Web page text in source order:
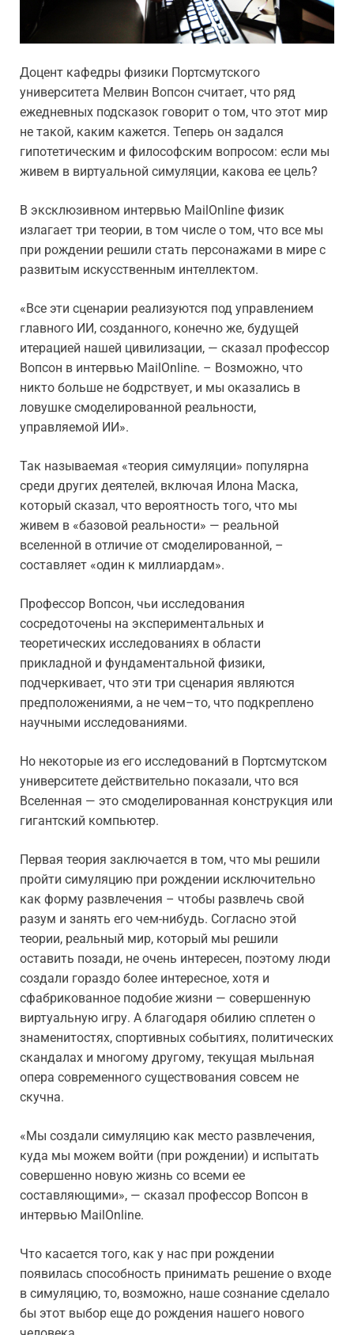
Доцент кафедры физики Портсмутского
университета Мелвин Вопсон считает, что ряд
ежедневных подсказок говорит о том, что этот мир
не такой, каким кажется. Теперь он задался
гипотетическим и философским вопросом: если мы
живем в виртуальной симуляции, какова ее цель?
В эксклюзивном интервью MailOnline физик
излагает три теории, в том числе о том, что все мы
при рождении решили стать персонажами в мире с
развитым искусственным интеллектом.
«Все эти сценарии реализуются под управлением
главного ИИ, созданного, конечно же, будущей
итерацией нашей цивилизации, — сказал профессор
Вопсон в интервью MailOnline. – Возможно, что
никто больше не бодрствует, и мы оказались в
ловушке смоделированной реальности,
управляемой ИИ».
Так называемая «теория симуляции» популярна
среди других деятелей, включая Илона Маска,
который сказал, что вероятность того, что мы
живем в «базовой реальности» — реальной
вселенной в отличие от смоделированной, –
составляет «один к миллиардам».
Профессор Вопсон, чьи исследования
сосредоточены на экспериментальных и
теоретических исследованиях в области
прикладной и фундаментальной физики,
подчеркивает, что эти три сценария являются
предположениями, а не чем–то, что подкреплено
научными исследованиями.
Но некоторые из его исследований в Портсмутском
университете действительно показали, что вся
Вселенная — это смоделированная конструкция или
гигантский компьютер.
Первая теория заключается в том, что мы решили
пройти симуляцию при рождении исключительно
как форму развлечения – чтобы развлечь свой
разум и занять его чем-нибудь. Согласно этой
теории, реальный мир, который мы решили
оставить позади, не очень интересен, поэтому люди
создали гораздо более интересное, хотя и
сфабрикованное подобие жизни — совершенную
виртуальную игру. А благодаря обилию сплетен о
знаменитостях, спортивных событиях, политических
скандалах и многому другому, текущая мыльная
опера современного существования совсем не
скучна.
«Мы создали симуляцию как место развлечения,
куда мы можем войти (при рождении) и испытать
совершенно новую жизнь со всеми ее
составляющими», — сказал профессор Вопсон в
интервью MailOnline.
Что касается того, как у нас при рождении
появилась способность принимать решение о входе
в симуляцию, то, возможно, наше сознание сделало
бы этот выбор еще до рождения нашего нового